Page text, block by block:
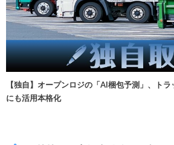
【独自】オープンロジの「AI梱包予測」、ト
にも活用本格化